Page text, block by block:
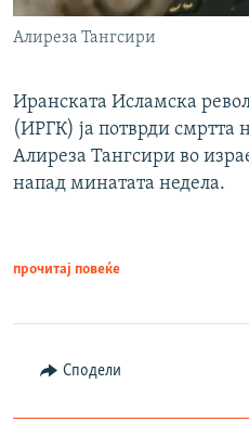
Алиреза Тангсири
Иранската Исламска
(ИРГК) ја потврди смртта
Алиреза Тангсири во
напад минатата недела.
прочитај повеќе
Сподели